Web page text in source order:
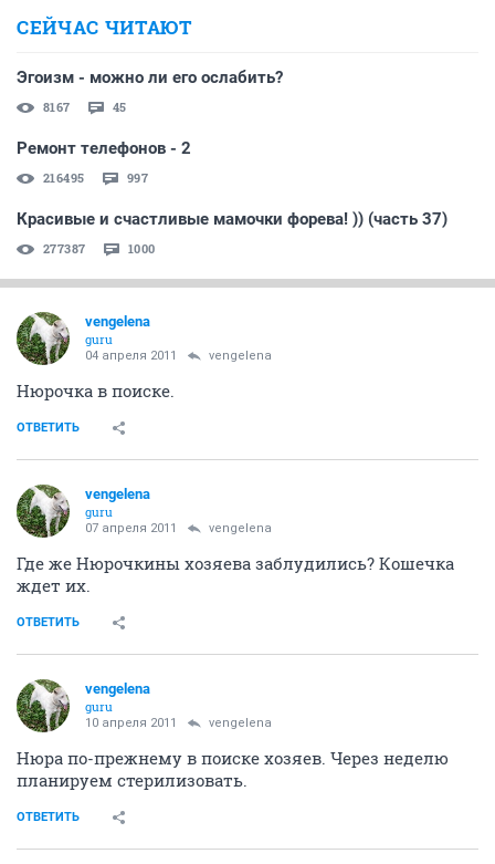
СЕЙЧАС ЧИТАЮТ
Эгоизм - можно ли его ослабить?
8167 45
Ремонт телефонов - 2
216495 997
Красивые и счастливые мамочки форева! )) (часть 37)
277387 1000
vengelena
guru
04 апреля 2011 vengelena
Нюрочка в поиске.
ОТВЕТИТЬ
vengelena
guru
07 апреля 2011 vengelena
Где же Нюрочкины хозяева заблудились? Кошечка
ждет их.
ОТВЕТИТЬ
vengelena
guru
10 апреля 2011 vengelena
Нюра по-прежнему в поиске хозяев. Через неделю
планируем стерилизовать.
ОТВЕТИТЬ